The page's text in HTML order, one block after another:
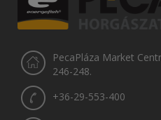
PecaPláza Market
246-248.
+36-29-553-400